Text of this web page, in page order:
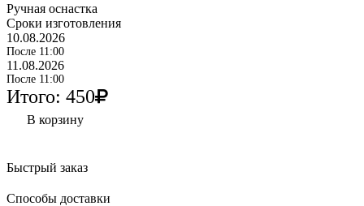
Ручная оснастка
Сроки изготовления
10.08.2026
После 11:00
11.08.2026
После 11:00
Итого: 450
В корзину
Быстрый заказ
Способы доставки